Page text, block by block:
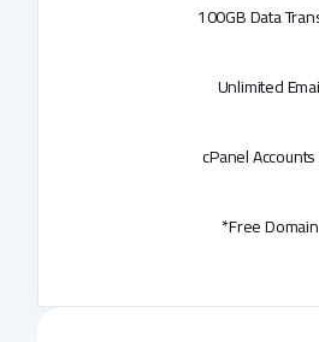
100GB Data
Unlimited
Free Domain*